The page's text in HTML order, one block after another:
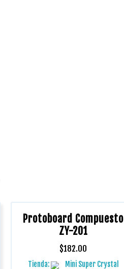
Protoboard Compuesto
ZY-201
$182.00
Tienda: Mini Super Crystal